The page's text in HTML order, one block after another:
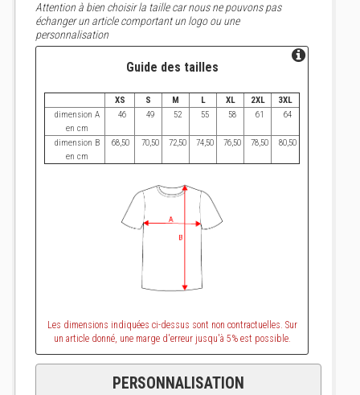
Attention à bien choisir la taille car nous ne pouvons pas
échanger un article comportant un logo ou une
personnalisation
Guide des tailles
XS S M L XL 2XL
3XL
dimension A
en cm
46 49 52 55 58 61 64
dimension B
en cm
68,50 70,50 72,50 74,50 76,50 78,50 80,50
Les dimensions indiquées ci-dessus sont non contractuelles. Sur
un article donné, une marge d'erreur jusqu'à 5% est possible.
PERSONNALISATION